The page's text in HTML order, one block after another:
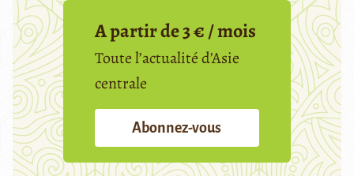
A partir de 3 € / mois
Toute l’actualité d’Asie
centrale
Abonnez-vous